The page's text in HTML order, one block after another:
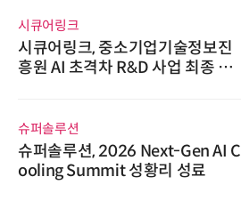
시큐어링크
시큐어링크, 중소기업기술정보진
흥원 AI 초격차 R&D 사업 최종 선
슈퍼솔루션
슈퍼솔루션, 2026 Next-Gen AI C
ooling Summit 성황리 성료